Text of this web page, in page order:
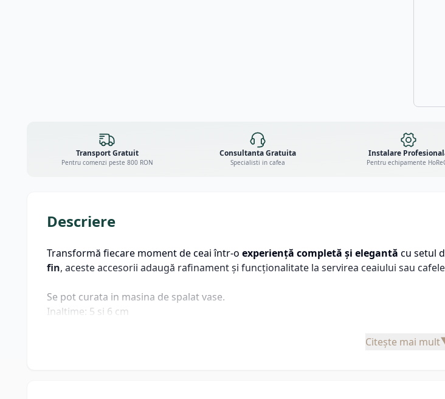
Transport Gratuit
Pentru comenzi peste 800 RON
Consultanta Gratuita
Specialisti in cafea
Instalare
Pentru echipamente
Descriere
Transformă fiecare moment de ceai într-o experiență completă și elegantă cu setul
fin, aceste accesorii adaugă rafinament și funcționalitate la servirea ceaiului sau
Se pot curata in masina de spalat vase.
Inaltime: 5 si 6 cm
Citește mai mult